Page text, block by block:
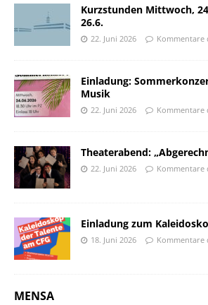
Kurzstunden Mittwoch,
26.6.
22. Juni 2026 Kommentare
Einladung:
Musik
22. Juni 2026 Kommentare
Theaterabend:
22. Juni 2026 Kommentare
Einladung zum
18. Juni 2026 Kommentare
MENSA